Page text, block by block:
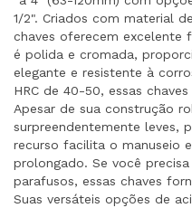
1/2". Criados com material
chaves oferecem excelente
é polida e cromada,
elegante e resistente à
HRC de 40-50, essas
Apesar de sua construção
surpreendentemente leves,
recurso facilita o manuseio
prolongado. Se você
parafusos, essas chaves
Suas versáteis opções de